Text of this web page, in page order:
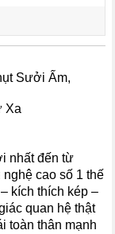
Sưởi Ấm,
Xa
nhất đến từ
cao số 1 thế
kích thích kép –
quan hệ thật
toàn thân mạnh